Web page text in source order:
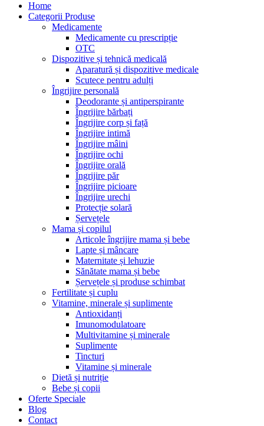
Home
Categorii Produse
Medicamente
Medicamente cu prescripție
OTC
Dispozitive și tehnică medicală
Aparatură și dispozitive medicale
Scutece pentru adulți
Îngrijire personală
Deodorante și antiperspirante
Îngrijire bărbați
Îngrijire corp și față
Îngrijire intimă
Îngrijire mâini
Îngrijire ochi
Îngrijire orală
Îngrijire păr
Îngrijire picioare
Îngrijire urechi
Protecție solară
Șervețele
Mama și copilul
Articole îngrijire mama și bebe
Lapte și mâncare
Maternitate și lehuzie
Sănătate mama și bebe
Șervețele și produse schimbat
Fertilitate și cuplu
Vitamine, minerale și suplimente
Antioxidanți
Imunomodulatoare
Multivitamine și minerale
Suplimente
Tincturi
Vitamine și minerale
Dietă și nutriție
Bebe și copii
Oferte Speciale
Blog
Contact